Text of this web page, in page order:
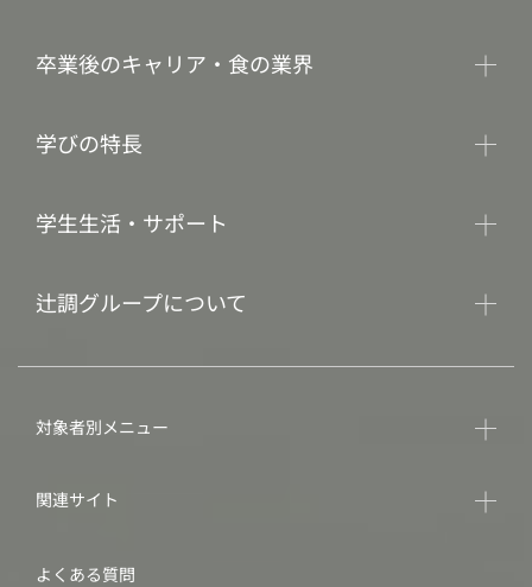
卒業後のキャリア・食の業界
学びの特長
学生生活・サポート
辻調グループについて
対象者別メニュー
関連サイト
よくある質問